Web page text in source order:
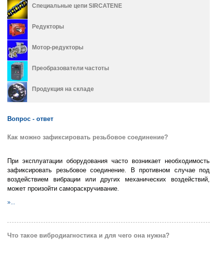
Специальные цепи SIRCATENE
Редукторы
Мотор-редукторы
Преобразователи частоты
Продукция на складе
Вопрос - ответ
Как можно зафиксировать резьбовое соединение?
При эксплуатации оборудования часто возникает необходимость
зафиксировать резьбовое соединение. В противном случае под
воздействием вибрации или других механических воздействий,
может произойти самораскручивание.
»...
Что такое вибродиагностика и для чего она нужна?